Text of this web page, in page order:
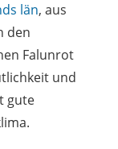
län, aus
den
Falunrot
und
gute